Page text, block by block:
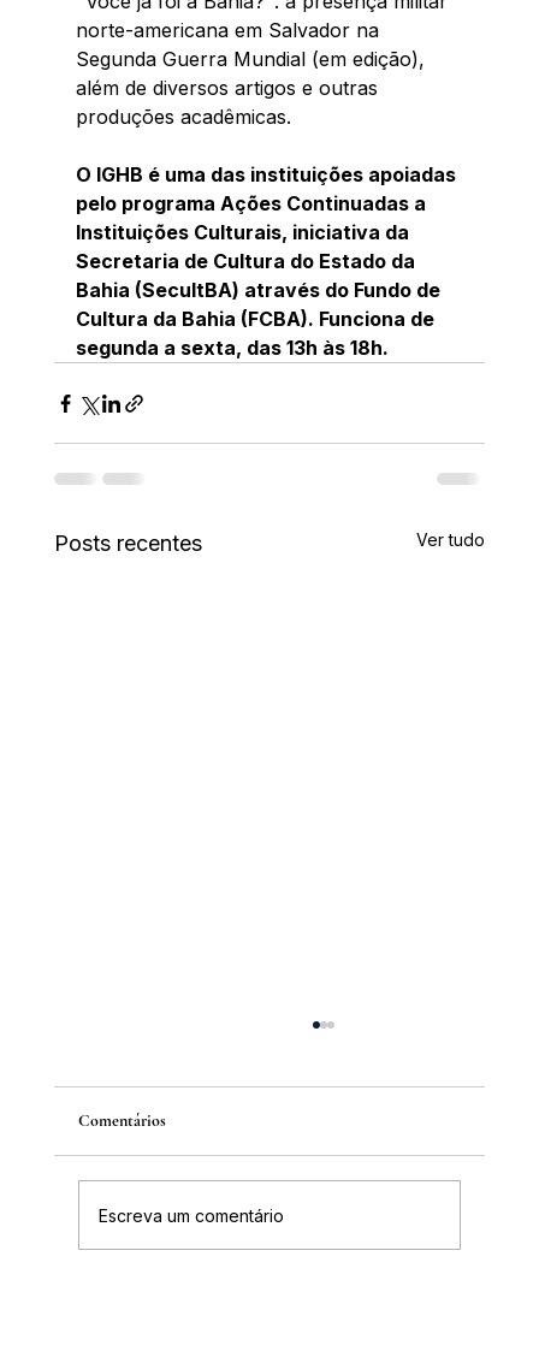
norte-americana em Salvador na
Segunda Guerra Mundial (em edição),
além de diversos artigos e outras
produções acadêmicas.
O IGHB é uma das instituições apoiadas
pelo programa Ações Continuadas a
Instituições Culturais, iniciativa da
Secretaria de Cultura do Estado da
Bahia (SecultBA) através do Fundo de
Cultura da Bahia (FCBA). Funciona de
segunda a sexta, das 13h às 18h.
Posts recentes Ver tudo
Comentários
Escreva um comentário